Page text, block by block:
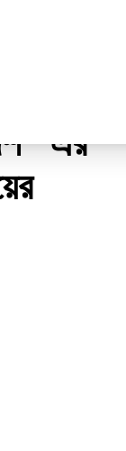
এর